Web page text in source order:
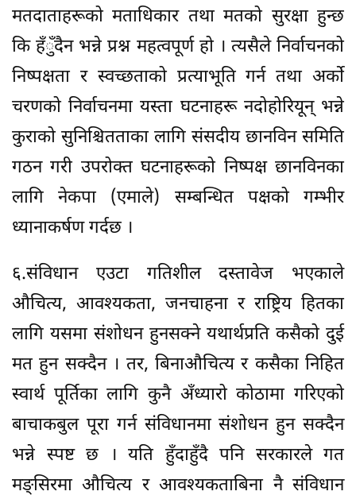
मतदाताहरूको मताधिकार तथा मतको सुरक्षा हुन्छ
कि हँुँदैन भन्ने प्रश्न महत्वपूर्ण हो । त्यसैले निर्वाचनको
निष्पक्षता र स्वच्छताको प्रत्याभूति गर्न तथा अर्को
चरणको निर्वाचनमा यस्ता घटनाहरू नदोहोरियून् भन्ने
कुराको सुनिश्चितताका लागि संसदीय छानविन समिति
गठन गरी उपरोक्त घटनाहरूको निष्पक्ष छानविनका
लागि नेकपा (एमाले) सम्बन्धित पक्षको गम्भीर
ध्यानाकर्षण गर्दछ ।
६.संविधान एउटा गतिशील दस्तावेज भएकाले
औचित्य, आवश्यकता, जनचाहना र राष्ट्रिय हितका
लागि यसमा संशोधन हुनसक्ने यथार्थप्रति कसैको दुई
मत हुन सक्दैन । तर, बिनाऔचित्य र कसैका निहित
स्वार्थ पूर्तिका लागि कुनै अँध्यारो कोठामा गरिएको
बाचाकबुल पूरा गर्न संविधानमा संशोधन हुन सक्दैन
भन्ने स्पष्ट छ । यति हुँदाहुँदै पनि सरकारले गत
मङ्सिरमा औचित्य र आवश्यकताबिना नै संविधान